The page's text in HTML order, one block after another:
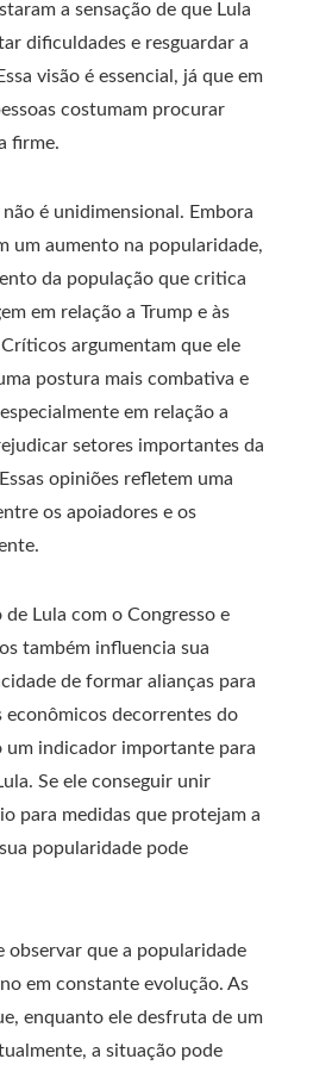
a sensação de que Lula
dificuldades e resguardar a
visão é essencial, já que em
costumam procurar
firme.
é unidimensional. Embora
um aumento na popularidade,
da população que critica
em relação a Trump e às
argumentam que ele
postura mais combativa e
em relação a
setores importantes da
opiniões refletem uma
os apoiadores e os
Lula com o Congresso e
também influencia sua
de formar alianças para
econômicos decorrentes do
um indicador importante para
Se ele conseguir unir
para medidas que protejam a
popularidade pode
observar que a popularidade
em constante evolução. As
enquanto ele desfruta de um
a situação pode